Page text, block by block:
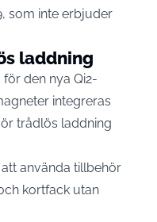
som inte erbjuder
laddning
den nya Qi2-
integreras
trådlös laddning
använda tillbehör
kortfack utan